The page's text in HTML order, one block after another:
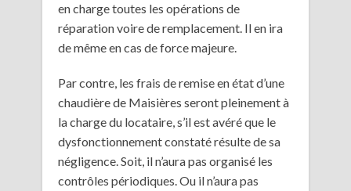
en charge toutes les opérations de
réparation voire de remplacement. Il en ira
de même en cas de force majeure.
Par contre, les frais de remise en état d’une
chaudière de Maisières seront pleinement à
la charge du locataire, s’il est avéré que le
dysfonctionnement constaté résulte de sa
négligence. Soit, il n’aura pas organisé les
contrôles périodiques. Ou il n’aura pas